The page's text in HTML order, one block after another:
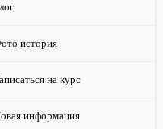
история
на курс
информация